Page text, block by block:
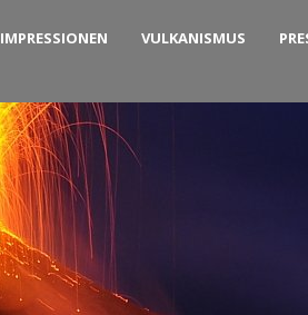
IMPRESSIONEN VULKANISMUS